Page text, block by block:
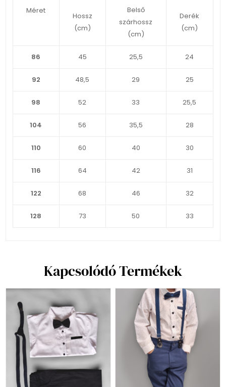
Méret
Hossz
(cm)
Belső
szárhossz
(cm)
Derék
(cm)
86 45 25,5 24
92 48,5 29 25
98 52 33 25,5
104 56 35,5 28
110 60 40 30
116 64 42 31
122 68 46 32
128 73 50 33
Kapcsolódó Termékek